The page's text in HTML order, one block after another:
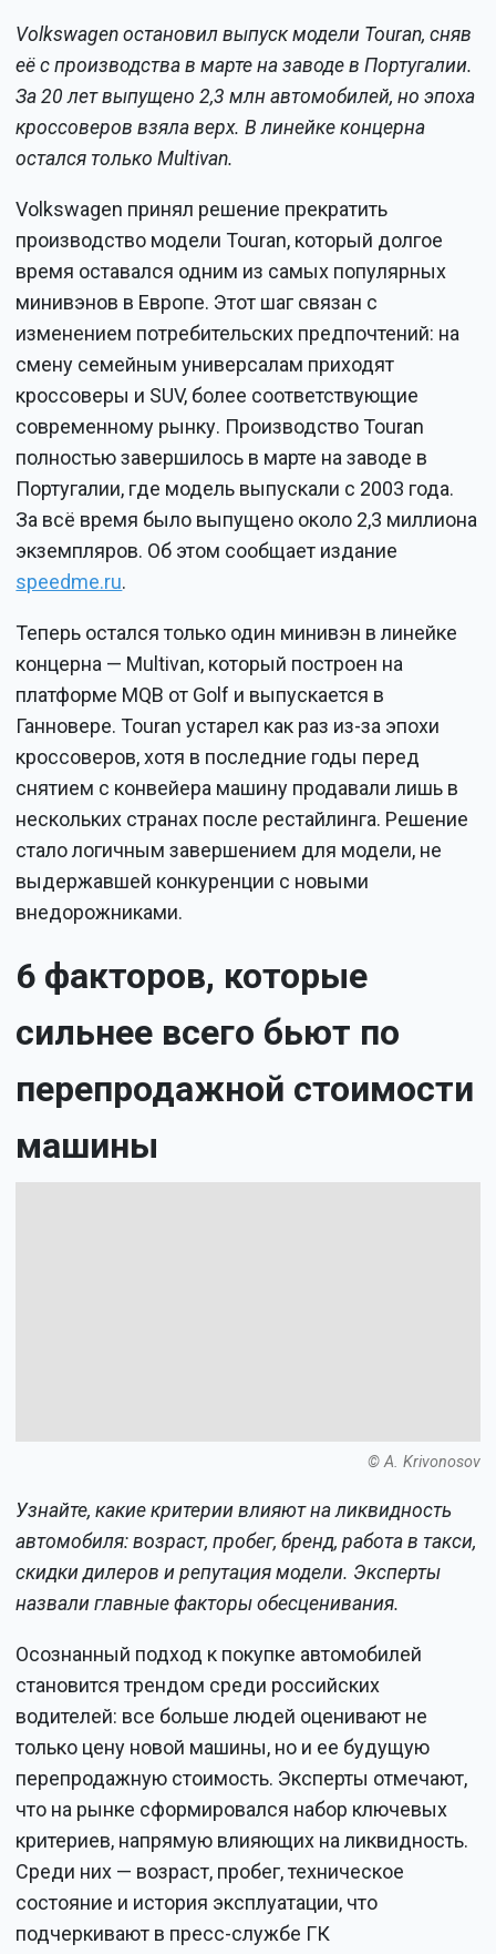
Volkswagen остановил выпуск модели Touran, сняв
её с производства в марте на заводе в Португалии.
За 20 лет выпущено 2,3 млн автомобилей, но эпоха
кроссоверов взяла верх. В линейке концерна
остался только Multivan.
Volkswagen принял решение прекратить
производство модели Touran, который долгое
время оставался одним из самых популярных
минивэнов в Европе. Этот шаг связан с
изменением потребительских предпочтений: на
смену семейным универсалам приходят
кроссоверы и SUV, более соответствующие
современному рынку. Производство Touran
полностью завершилось в марте на заводе в
Португалии, где модель выпускали с 2003 года.
За всё время было выпущено около 2,3 миллиона
экземпляров. Об этом сообщает издание
speedme.ru.
Теперь остался только один минивэн в линейке
концерна — Multivan, который построен на
платформе MQB от Golf и выпускается в
Ганновере. Touran устарел как раз из-за эпохи
кроссоверов, хотя в последние годы перед
снятием с конвейера машину продавали лишь в
нескольких странах после рестайлинга. Решение
стало логичным завершением для модели, не
выдержавшей конкуренции с новыми
внедорожниками.
6 факторов, которые
сильнее всего бьют по
перепродажной стоимости
машины
© A. Krivonosov
Узнайте, какие критерии влияют на ликвидность
автомобиля: возраст, пробег, бренд, работа в такси,
скидки дилеров и репутация модели. Эксперты
назвали главные факторы обесценивания.
Осознанный подход к покупке автомобилей
становится трендом среди российских
водителей: все больше людей оценивают не
только цену новой машины, но и ее будущую
перепродажную стоимость. Эксперты отмечают,
что на рынке сформировался набор ключевых
критериев, напрямую влияющих на ликвидность.
Среди них — возраст, пробег, техническое
состояние и история эксплуатации, что
подчеркивают в пресс-службе ГК